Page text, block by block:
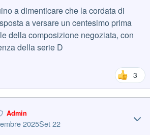
a dimenticare che la cordata di
a versare un centesimo prima
della composizione negoziata, con
della serie D
3
Admin
2025Set 22